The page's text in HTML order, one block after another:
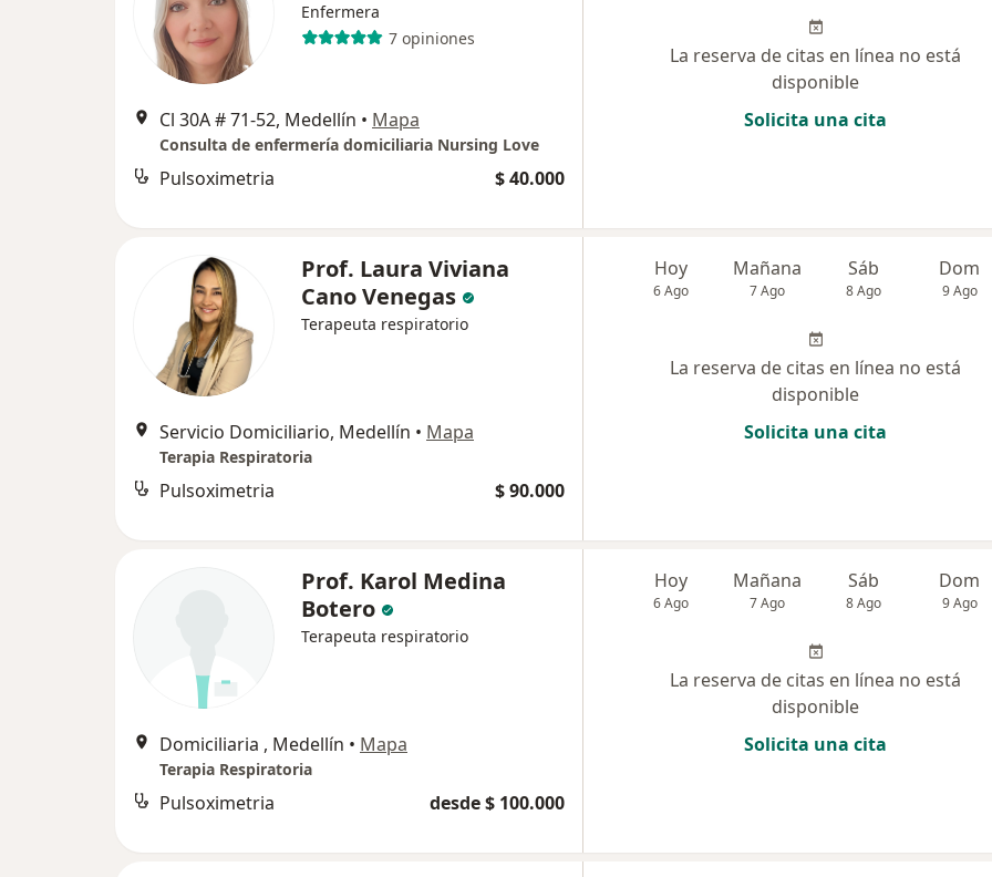
Enfermera
7 opiniones
Cl 30A # 71-52, Medellín • Mapa
Consulta de enfermería domiciliaria Nursing Love
Pulsoximetria $ 40.000
La reserva de citas en línea no está
disponible
Solicita una cita
Prof. Laura Viviana
Cano Venegas
Terapeuta respiratorio
Servicio Domiciliario, Medellín • Mapa
Terapia Respiratoria
Pulsoximetria $ 90.000
Hoy
6 Ago
Mañana
7 Ago
Sáb
8 Ago
Dom
9 Ago
La reserva de citas en línea no está
disponible
Solicita una cita
Prof. Karol Medina
Botero
Terapeuta respiratorio
Domiciliaria , Medellín • Mapa
Terapia Respiratoria
Pulsoximetria desde $ 100.000
Hoy
6 Ago
Mañana
7 Ago
Sáb
8 Ago
Dom
9 Ago
La reserva de citas en línea no está
disponible
Solicita una cita